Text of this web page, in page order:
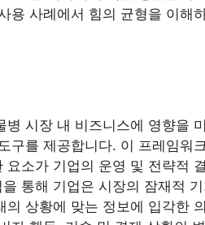
용 사례에서 힘의 균형을 이해
병 시장 내 비즈니스에 영향을
구를 제공합니다. 이 프레임워
요소가 기업의 운영 및 전략적
통해 기업은 시장의 잠재적
의 상황에 맞는 정보에 입각한